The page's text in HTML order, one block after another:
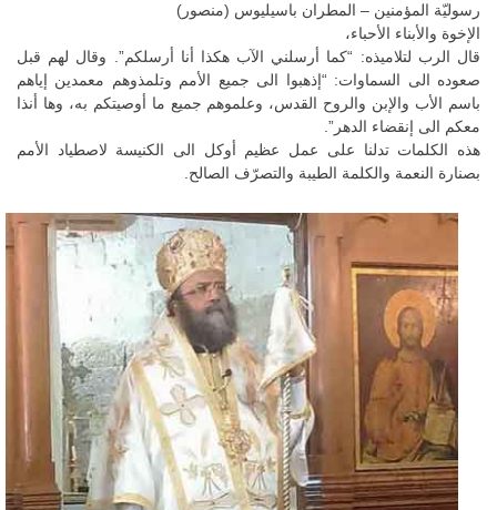
رسوليّة المؤمنين – المطران باسيليوس (منصور)
الإخوة والأبناء الأحباء،
قال الرب لتلاميذه: “كما أرسلني الآب هكذا أنا أرسلكم”. وقال لهم قبل
صعوده الى السماوات: “إذهبوا الى جميع الأمم وتلمذوهم معمدين إياهم
باسم الأب والإبن والروح القدس، وعلموهم جميع ما أوصيتكم به، وها أنذا
معكم الى إنقضاء الدهر”.
هذه الكلمات تدلنا على عمل عظيم أوكل الى الكنيسة لاصطياد الأمم
بصنارة النعمة والكلمة الطيبة والتصرّف الصالح.